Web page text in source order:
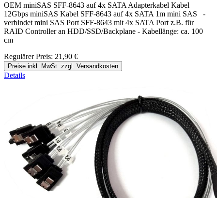
OEM miniSAS SFF-8643 auf 4x SATA Adapterkabel Kabel
12Gbps miniSAS Kabel SFF-8643 auf 4x SATA 1m mini SAS -
verbindet mini SAS Port SFF-8643 mit 4x SATA Port z.B. für
RAID Controller an HDD/SSD/Backplane - Kabellänge: ca. 100
cm
Regulärer Preis: 21,90 €
Preise inkl. MwSt. zzgl. Versandkosten
Details